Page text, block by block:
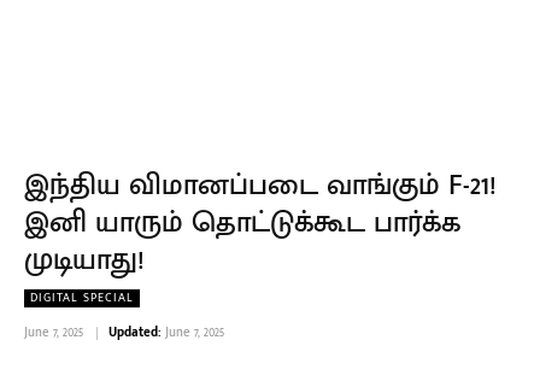
இந்திய விமானப்படை வாங்கும் F-21!
இனி யாரும் தொட்டுக்கூட பார்க்க
முடியாது!
DIGITAL SPECIAL
June 7, 2025 Updated: June 7, 2025